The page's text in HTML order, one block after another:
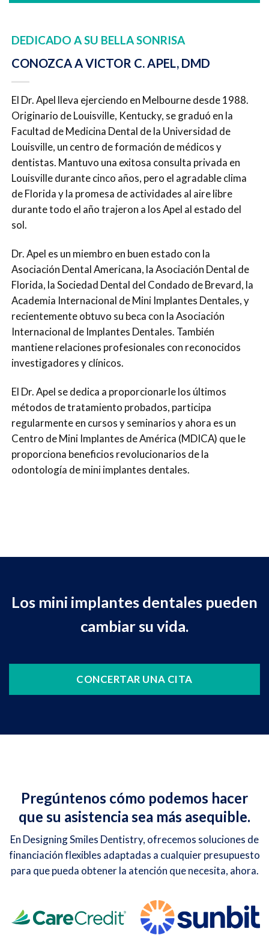
DEDICADO A SU BELLA SONRISA
CONOZCA A VICTOR C. APEL, DMD
El Dr. Apel lleva ejerciendo en Melbourne desde 1988.
Originario de Louisville, Kentucky, se graduó en la
Facultad de Medicina Dental de la Universidad de
Louisville, un centro de formación de médicos y
dentistas. Mantuvo una exitosa consulta privada en
Louisville durante cinco años, pero el agradable clima
de Florida y la promesa de actividades al aire libre
durante todo el año trajeron a los Apel al estado del
sol.
Dr. Apel es un miembro en buen estado con la
Asociación Dental Americana, la Asociación Dental de
Florida, la Sociedad Dental del Condado de Brevard, la
Academia Internacional de Mini Implantes Dentales, y
recientemente obtuvo su beca con la Asociación
Internacional de Implantes Dentales. También
mantiene relaciones profesionales con reconocidos
investigadores y clínicos.
El Dr. Apel se dedica a proporcionarle los últimos
métodos de tratamiento probados, participa
regularmente en cursos y seminarios y ahora es un
Centro de Mini Implantes de América (MDICA) que le
proporciona beneficios revolucionarios de la
odontología de mini implantes dentales.
Los mini implantes dentales pueden
cambiar su vida.
CONCERTAR UNA CITA
Pregúntenos cómo podemos hacer
que su asistencia sea más asequible.
En Designing Smiles Dentistry, ofrecemos soluciones de
financiación flexibles adaptadas a cualquier presupuesto
para que pueda obtener la atención que necesita, ahora.